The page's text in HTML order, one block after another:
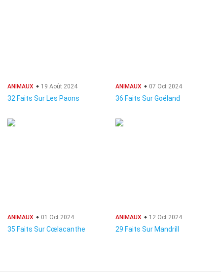
ANIMAUX 19 Août 2024
32 Faits Sur Les Paons
ANIMAUX 07 Oct 2024
36 Faits Sur Goéland
ANIMAUX 01 Oct 2024
35 Faits Sur Cœlacanthe
ANIMAUX 12 Oct 2024
29 Faits Sur Mandrill